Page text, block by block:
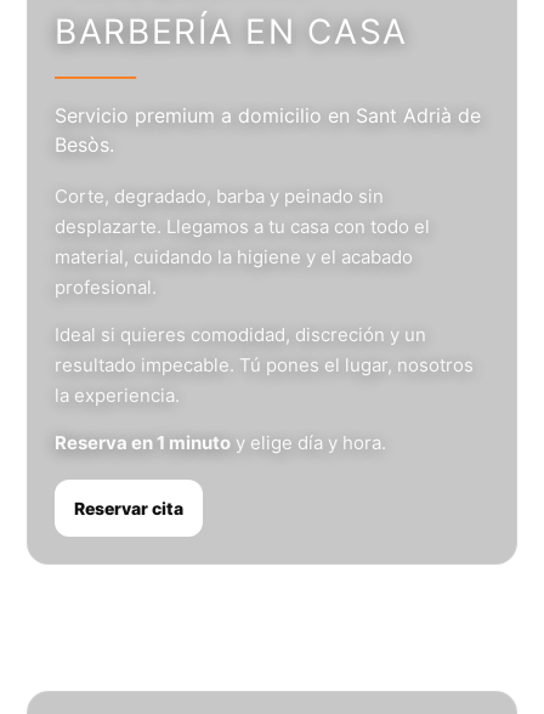
BARBERÍA EN CASA
Servicio premium a domicilio en Sant Adrià de
Besòs.
Corte, degradado, barba y peinado sin
desplazarte. Llegamos a tu casa con todo el
material, cuidando la higiene y el acabado
profesional.
Ideal si quieres comodidad, discreción y un
resultado impecable. Tú pones el lugar, nosotros
la experiencia.
Reserva en 1 minuto y elige día y hora.
Reservar cita